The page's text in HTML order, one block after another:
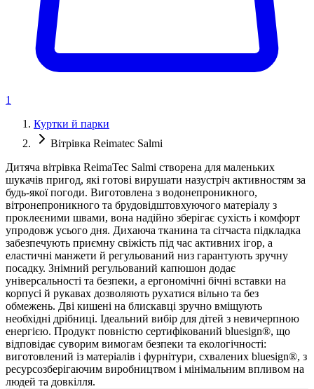
1
Куртки й парки
Вітрівка Reimatec Salmi
Дитяча вітрівка ReimaTec Salmi створена для маленьких
шукачів пригод, які готові вирушати назустріч активностям за
будь-якої погоди. Виготовлена з водонепроникного,
вітронепроникного та брудовідштовхуючого матеріалу з
проклеєними швами, вона надійно зберігає сухість і комфорт
упродовж усього дня. Дихаюча тканина та сітчаста підкладка
забезпечують приємну свіжість під час активних ігор, а
еластичні манжети й регульований низ гарантують зручну
посадку. Знімний регульований капюшон додає
універсальності та безпеки, а ергономічні бічні вставки на
корпусі й рукавах дозволяють рухатися вільно та без
обмежень. Дві кишені на блискавці зручно вміщують
необхідні дрібниці. Ідеальний вибір для дітей з невичерпною
енергією. Продукт повністю сертифікований bluesign®, що
відповідає суворим вимогам безпеки та екологічності:
виготовлений із матеріалів і фурнітури, схвалених bluesign®, з
ресурсозберігаючим виробництвом і мінімальним впливом на
людей та довкілля.